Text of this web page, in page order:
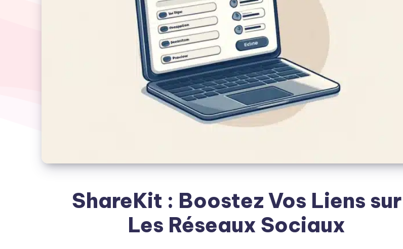
ShareKit : Boostez Vos Liens sur
Les Réseaux Sociaux